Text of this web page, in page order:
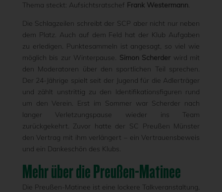
Thema steckt: Aufsichtsratschef Frank Westermann.
Die Schlagzeilen schreibt der SCP aber nicht nur neben
dem Platz. Auch auf dem Feld hat der Klub Aufgaben
zu erledigen. Punktesammeln ist angesagt, so viel wie
möglich bis zur Winterpause. Simon Scherder wird mit
den Moderatoren über den sportlichen Teil sprechen.
Der 24-Jährige spielt seit der Jugend für die Adlerträger
und zählt unstrittig zu den Identifikationsfiguren rund
um den Verein. Erst im Sommer war Scherder nach
langer Verletzungspause wieder ins Team
zurückgekehrt. Zuvor hatte der SC Preußen Münster
den Vertrag mit ihm verlängert – ein Vertrauensbeweis
und ein Dankeschön des Klubs.
Mehr über die Preußen-Matinee
Die Preußen-Matinee ist eine lockere Talkveranstaltung,